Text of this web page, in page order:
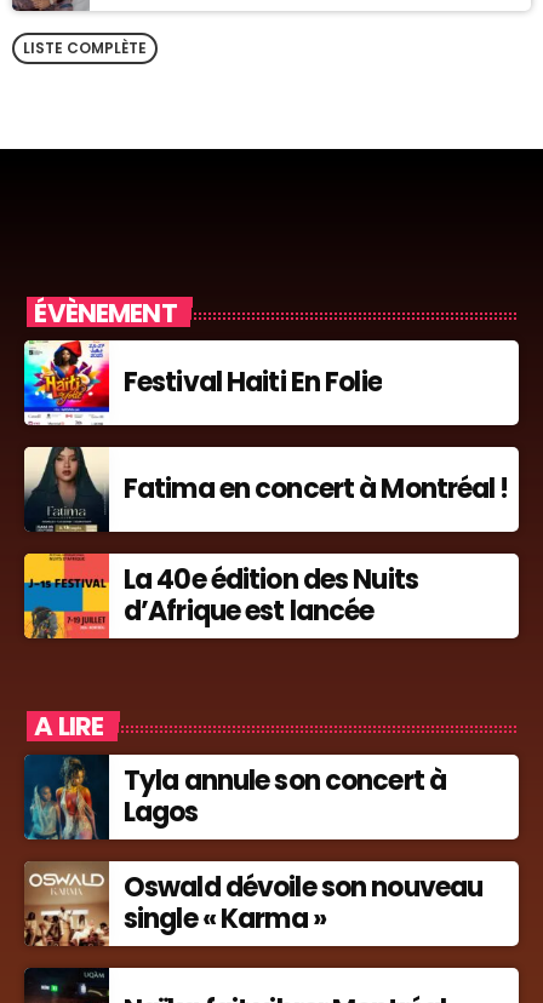
LISTE COMPLÈTE
ÉVÈNEMENT
Festival Haiti En Folie
Fatima en concert à Montréal !
La 40e édition des Nuits
d’Afrique est lancée
A LIRE
Tyla annule son concert à
Lagos
Oswald dévoile son nouveau
single « Karma »